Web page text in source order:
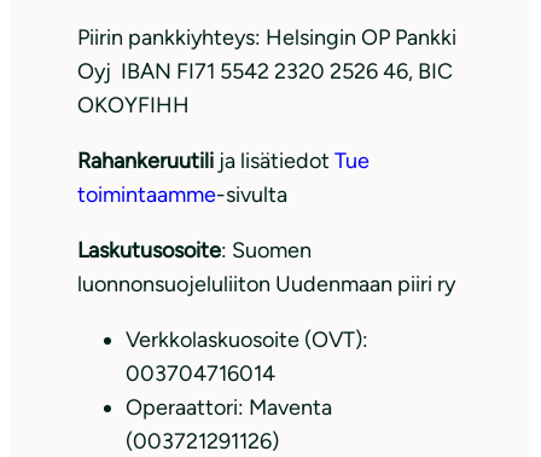
Piirin pankkiyhteys: Helsingin OP Pankki
Oyj IBAN FI71 5542 2320 2526 46, BIC
OKOYFIHH
Rahankeruutili ja lisätiedot Tue
toimintaamme-sivulta
Laskutusosoite: Suomen
luonnonsuojeluliiton Uudenmaan piiri ry
Verkkolaskuosoite (OVT):
003704716014
Operaattori: Maventa
(003721291126)